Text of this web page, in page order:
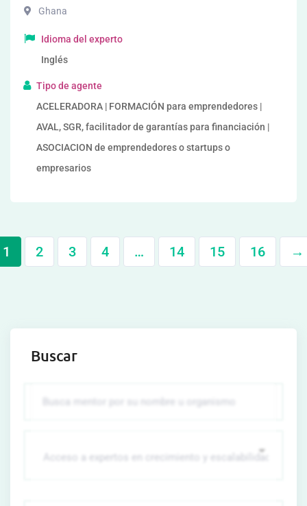
Ghana
Idioma del experto
Inglés
Tipo de agente
ACELERADORA | FORMACIÓN para emprendedores |
AVAL, SGR, facilitador de garantías para financiación |
ASOCIACION de emprendedores o startups o
empresarios
1 2 3 4 … 14 15 16 →
Buscar